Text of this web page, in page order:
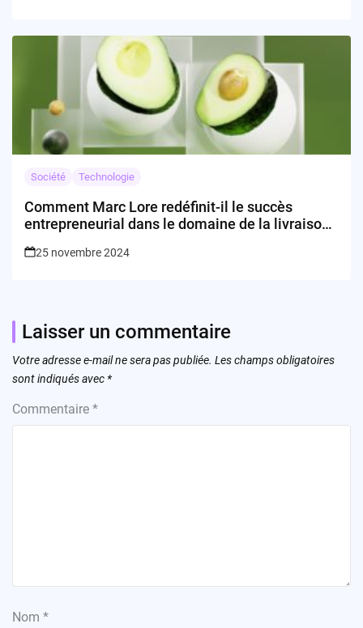
Société Technologie
Comment Marc Lore redéfinit-il le succès
entrepreneurial dans le domaine de la livraison
25 novembre 2024
Laisser un commentaire
Votre adresse e-mail ne sera pas publiée. Les champs obligatoires
sont indiqués avec *
Commentaire *
Nom *